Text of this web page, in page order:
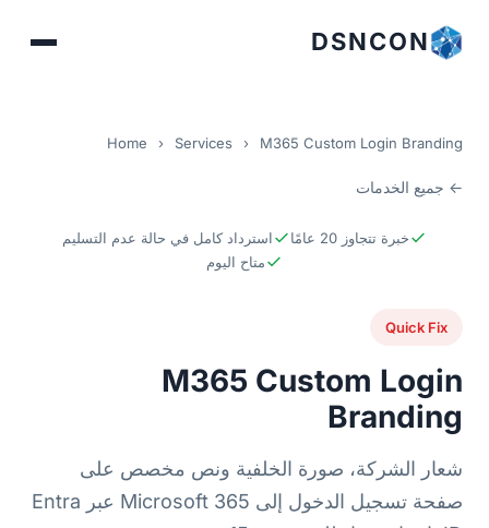
DSNCON
Home › Services › M365 Custom Login Branding
← جميع الخدمات
خبرة تتجاوز 20 عامًا
استرداد كامل في حالة عدم التسليم
متاح اليوم
Quick Fix
M365 Custom Login
Branding
شعار الشركة، صورة الخلفية ونص مخصص على
صفحة تسجيل الدخول إلى Microsoft 365 عبر Entra